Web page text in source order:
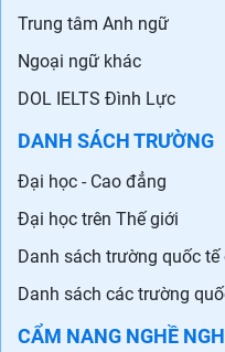
Trung tâm Anh ngữ
Ngoại ngữ khác
DOL IELTS Đình Lực
DANH SÁCH TRƯỜNG
Đại học - Cao đẳng
Đại học trên Thế giới
Danh sách trường quốc tế
Danh sách các trường
CẨM NANG NGHỀ